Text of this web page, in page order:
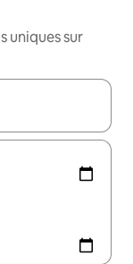
uniques sur
flèches vers le